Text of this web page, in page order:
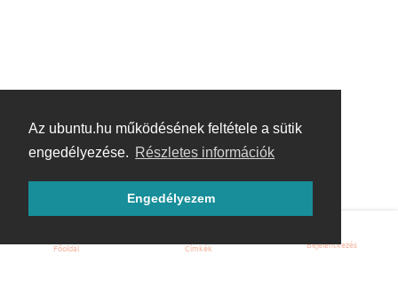
Az ubuntu.hu működésének feltétele a sütik
engedélyezése. Részletes információk
Engedélyezem
Főoldal Címkék Bejelentkezés